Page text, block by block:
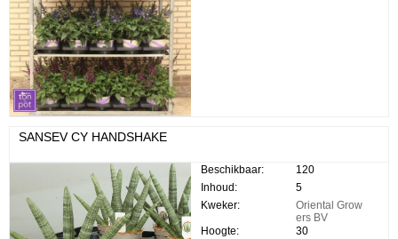
SANSEV CY HANDSHAKE
Beschikbaar:
120
Inhoud:
5
Kweker:
Oriental Grow
ers BV
Hoogte:
30